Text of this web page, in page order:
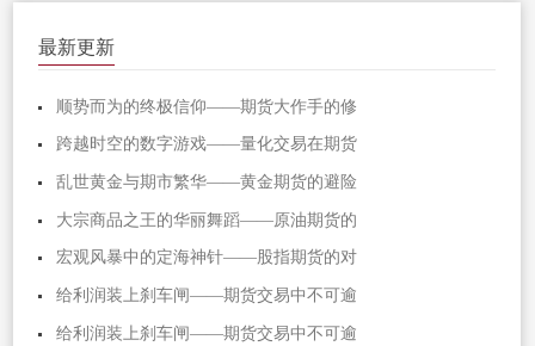
最新更新
顺势而为的终极信仰——期货大作手的修
跨越时空的数字游戏——量化交易在期货
乱世黄金与期市繁华——黄金期货的避险
大宗商品之王的华丽舞蹈——原油期货的
宏观风暴中的定海神针——股指期货的对
给利润装上刹车闸——期货交易中不可逾
给利润装上刹车闸——期货交易中不可逾